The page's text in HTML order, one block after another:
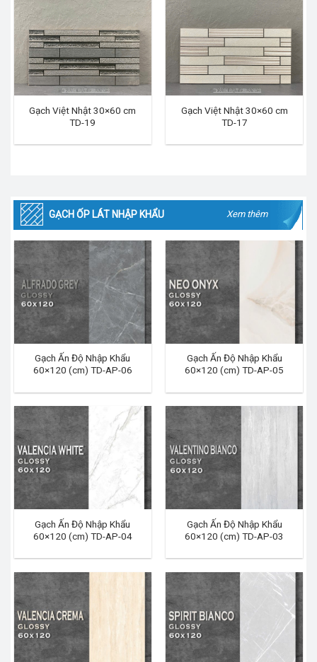
Gạch Việt Nhật 30×60 cm
TD-19
Gạch Việt Nhật 30×60 cm
TD-17
GẠCH ỐP LÁT NHẬP KHẨU Xem thêm
Gạch Ấn Độ Nhập Khẩu
60×120 (cm) TD-AP-06
Gạch Ấn Độ Nhập Khẩu
60×120 (cm) TD-AP-05
Gạch Ấn Độ Nhập Khẩu
60×120 (cm) TD-AP-04
Gạch Ấn Độ Nhập Khẩu
60×120 (cm) TD-AP-03